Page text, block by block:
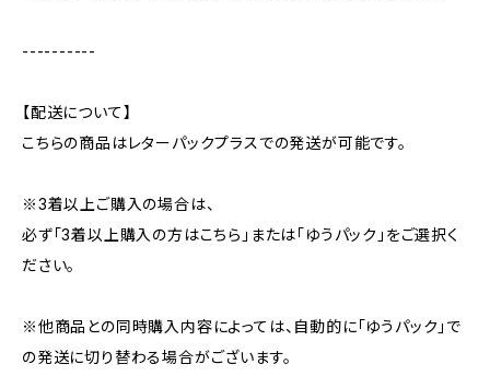
----------
【配送について】
こちらの商品はレターパックプラスでの発送が可能です。
※3着以上ご購入の場合は、
必ず「3着以上購入の方はこちら」または「ゆうパック」をご選択く
ださい。
※他商品との同時購入内容によっては、自動的に「ゆうパック」で
の発送に切り替わる場合がございます。